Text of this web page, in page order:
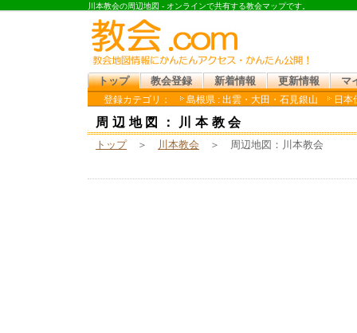
川本教会の周辺地図 - オンラインで共有する教会マップです。
トップ 教会登録 新着情報 更新情報
マ
登録カテゴリ：
島根県 : 出雲・大田・石見銀山 日本
周辺地図：川本教会
トップ ＞ 川本教会 ＞ 周辺地図：川本教会